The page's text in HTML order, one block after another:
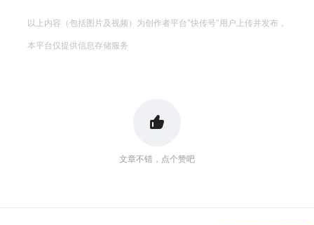
以上内容（包括图片及视频）为创作者平台"快传号"用户上传并发布，
本平台仅提供信息存储服务
文章不错，点个赞吧